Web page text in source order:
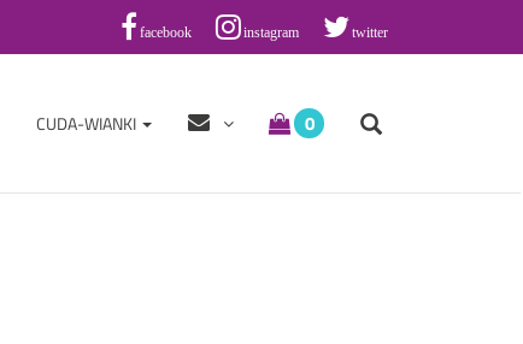
facebook instagram twitter
CUDA-WIANKI 0